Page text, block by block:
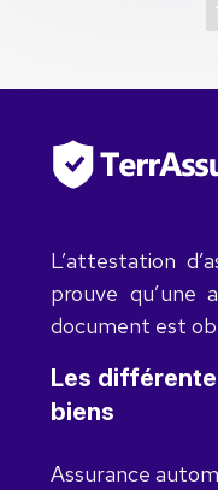
1
L’attestation
prouve qu’une
document est
Les
biens
Assurance